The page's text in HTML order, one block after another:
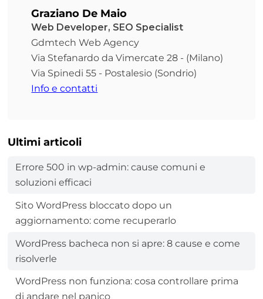
Graziano De Maio
Web Developer, SEO Specialist
Gdmtech Web Agency
Via Stefanardo da Vimercate 28 - (Milano)
Via Spinedi 55 - Postalesio (Sondrio)
Info e contatti
Ultimi articoli
Errore 500 in wp-admin: cause comuni e
soluzioni efficaci
Sito WordPress bloccato dopo un
aggiornamento: come recuperarlo
WordPress bacheca non si apre: 8 cause e come
risolverle
WordPress non funziona: cosa controllare prima
di andare nel panico